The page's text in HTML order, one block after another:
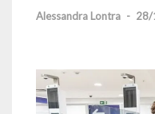
Alessandra Lontra - 28/